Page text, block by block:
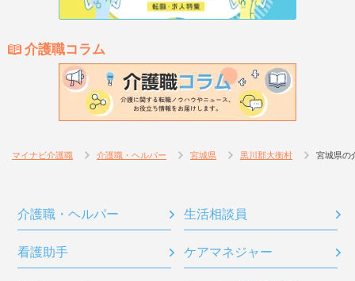
介護職コラム
マイナビ介護職 介護職・ヘルパー 宮城県 黒川郡大衡村 宮城県の
介護職・ヘルパー 生活相談員
看護助手 ケアマネジャー